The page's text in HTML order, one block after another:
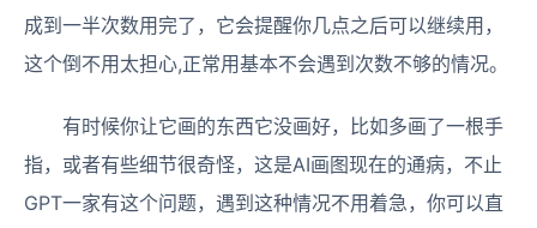
成到一半次数用完了，它会提醒你几点之后可以继续用，
这个倒不用太担心,正常用基本不会遇到次数不够的情况。
有时候你让它画的东西它没画好，比如多画了一根手
指，或者有些细节很奇怪，这是AI画图现在的通病，不止
GPT一家有这个问题，遇到这种情况不用着急，你可以直